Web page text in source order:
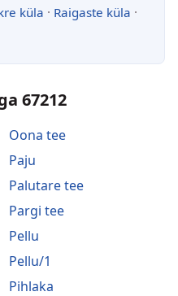
küla · Raigaste küla ·
67212
Oona tee
Paju
Palutare tee
Pargi tee
Pellu
Pellu/1
Pihlaka